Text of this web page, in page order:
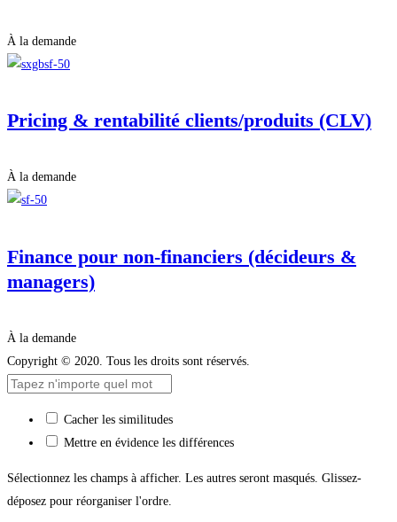
À la demande
Pricing & rentabilité clients/produits (CLV)
À la demande
Finance pour non-financiers (décideurs &
managers)
À la demande
Copyright © 2020. Tous les droits sont réservés.
Cacher les similitudes
Mettre en évidence les différences
Sélectionnez les champs à afficher. Les autres seront masqués. Glissez-
déposez pour réorganiser l'ordre.